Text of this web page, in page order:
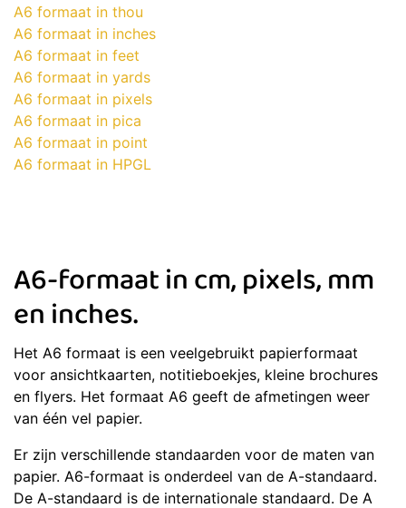
A6 formaat in thou
A6 formaat in inches
A6 formaat in feet
A6 formaat in yards
A6 formaat in pixels
A6 formaat in pica
A6 formaat in point
A6 formaat in HPGL
A6-formaat in cm, pixels, mm
en inches.
Het A6 formaat is een veelgebruikt papierformaat
voor ansichtkaarten, notitieboekjes, kleine brochures
en flyers. Het formaat A6 geeft de afmetingen weer
van één vel papier.
Er zijn verschillende standaarden voor de maten van
papier. A6-formaat is onderdeel van de A-standaard.
De A-standaard is de internationale standaard. De A